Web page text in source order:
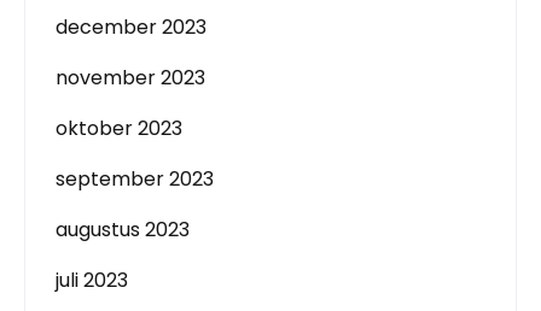
december 2023
november 2023
oktober 2023
september 2023
augustus 2023
juli 2023